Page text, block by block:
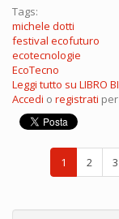
Tags:
michele dotti
festival ecofuturo
ecotecnologie
EcoTecno
Leggi tutto su LIBRO
Accedi o registrati
1 2 3